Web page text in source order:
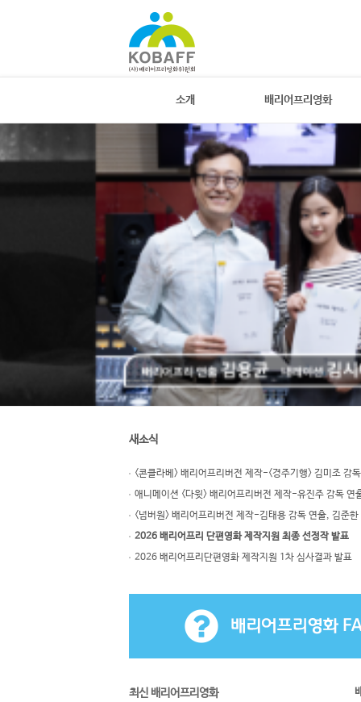
소개 배리어프리영화
새소식
<콘클라베> 배리어프리버전 제작-<경주기행> 김미조 감
애니메이션 <다윗> 배리어프리버전 제작-유진주 감독 연
<넘버원> 배리어프리버전 제작-김태용 감독 연출, 김준
2026 배리어프리 단편영화 제작지원 최종 선정작 발표
2026 배리어프리단편영화 제작지원 1차 심사결과 발표
최신 배리어프리영화